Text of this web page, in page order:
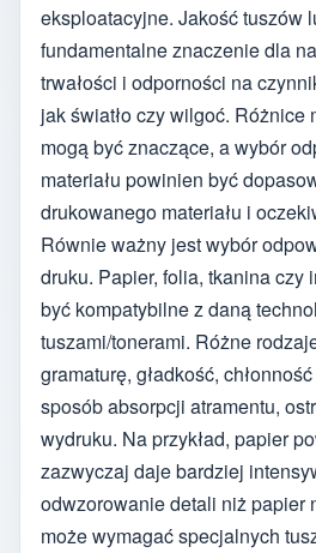
eksploatacyjne. Jakość tuszów
fundamentalne znaczenie dla
trwałości i odporności na
jak światło czy wilgoć. Różnice
mogą być znaczące, a wybór
materiału powinien być
drukowanego materiału i
Równie ważny jest wybór
druku. Papier, folia, tkanina czy
być kompatybilne z daną
tuszami/tonerami. Różne
gramaturę, gładkość,
sposób absorpcji atramentu,
wydruku. Na przykład, papier
zazwyczaj daje bardziej
odwzorowanie detali niż papier
może wymagać specjalnych